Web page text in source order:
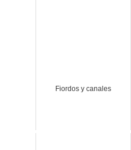
Fiordos y canales